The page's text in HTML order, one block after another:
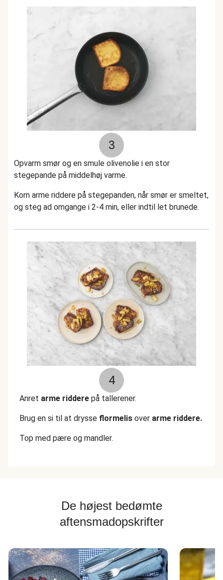
3
Opvarm smør og en smule olivenolie i en stor
stegepande på middelhøj varme.
Kom arme riddere på stegepanden, når smør er smeltet,
og steg ad omgange i 2-4 min, eller indtil let brunede.
4
Anret arme ridderepå tallerener.
Brug en si til at drysse flormelis over arme riddere.
Top med pære og mandler.
De højest bedømte
aftensmadopskrifter